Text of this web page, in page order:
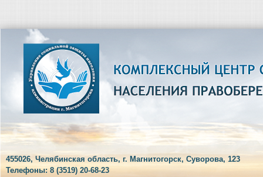
455026, Челябинская область, г. Магнитогорск, Суворова, 123
Телефоны: 8 (3519) 20-68-23